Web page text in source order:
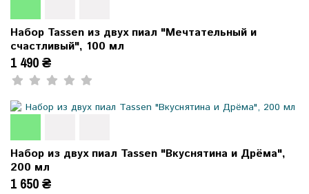
Набор Tassen из двух пиал "Мечтательный и
счастливый", 100 мл
1 490 ₴
Набор из двух пиал Tassen "Вкуснятина и Дрёма",
200 мл
1 650 ₴